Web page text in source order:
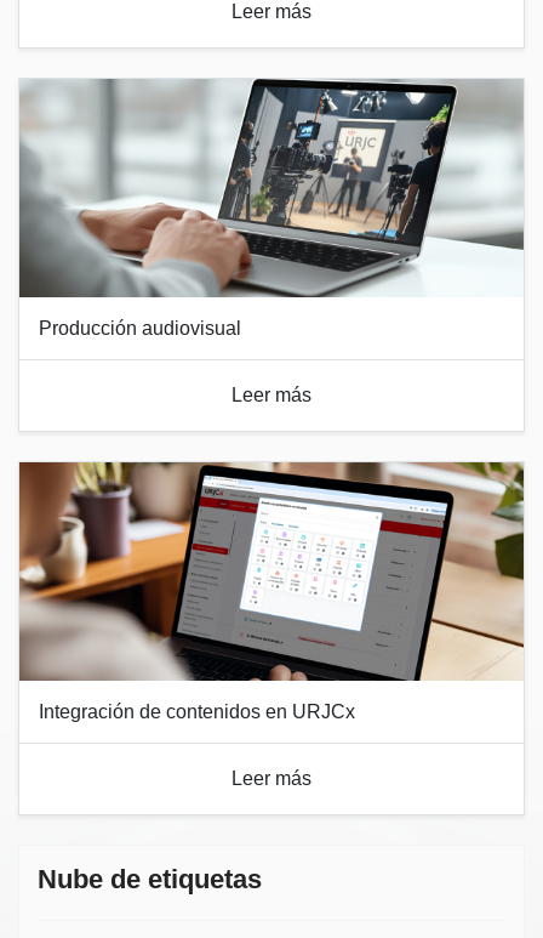
Leer más
Producción audiovisual
Leer más
Integración de contenidos en URJCx
Leer más
Nube de etiquetas